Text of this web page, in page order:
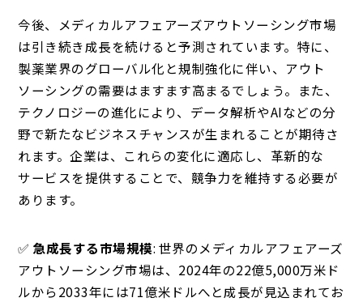
今後、メディカルアフェアーズアウトソーシング市場
は引き続き成長を続けると予測されています。特に、
製薬業界のグローバル化と規制強化に伴い、アウト
ソーシングの需要はますます高まるでしょう。また、
テクノロジーの進化により、データ解析やAIなどの分
野で新たなビジネスチャンスが生まれることが期待さ
れます。企業は、これらの変化に適応し、革新的な
サービスを提供することで、競争力を維持する必要が
あります。
✅ 急成長する市場規模: 世界のメディカルアフェアーズ
アウトソーシング市場は、2024年の22億5,000万米ド
ルから2033年には71億米ドルへと成長が見込まれてお